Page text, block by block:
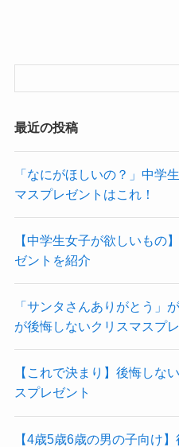
最近の投稿
「なにがほしいの？」中学
マスプレゼントはこれ！
【中学生女子が欲しいもの
ゼントを紹介
「サンタさんありがとう」
が後悔しないクリスマスプ
【これで決まり】後悔しな
スプレゼント
【4歳5歳6歳の男の子向け